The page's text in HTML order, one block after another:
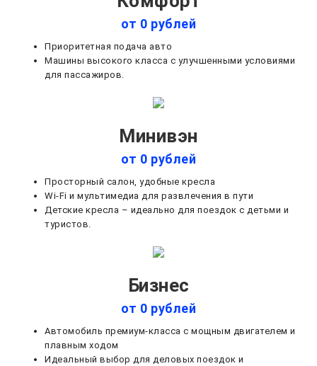
от 0 рублей
Приоритетная подача авто
Машины высокого класса с улучшенными условиями
для пассажиров.
Минивэн
от 0 рублей
Просторный салон, удобные кресла
Wi-Fi и мультимедиа для развлечения в пути
Детские кресла – идеально для поездок с детьми и
туристов.
Бизнес
от 0 рублей
Автомобиль премиум-класса с мощным двигателем и
плавным ходом
Идеальный выбор для деловых поездок и